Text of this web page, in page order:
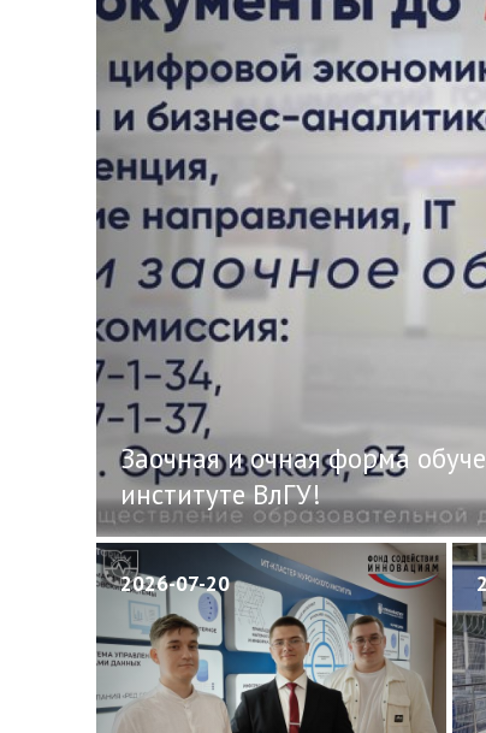
Заочная и очная форма
институте ВлГУ!
2026-07-20